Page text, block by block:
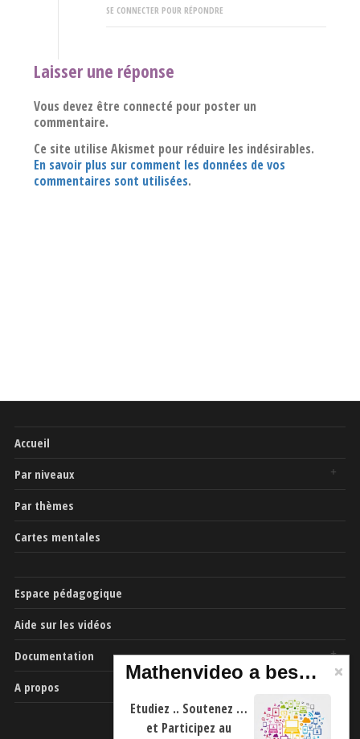
SE CONNECTER POUR RÉPONDRE
Laisser une réponse
Vous devez être connecté pour poster un
commentaire.
Ce site utilise Akismet pour réduire les indésirables.
En savoir plus sur comment les données de vos
commentaires sont utilisées.
Accueil
Par niveaux
Par thèmes
Cartes mentales
Espace pédagogique
Aide sur les vidéos
Documentation
A propos
Mathenvideo a besoin de vous
Etudiez .. Soutenez …
et Participez au